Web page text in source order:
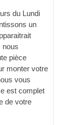
du Lundi
un
nous
pièce
monter votre
vous
est complet
de votre